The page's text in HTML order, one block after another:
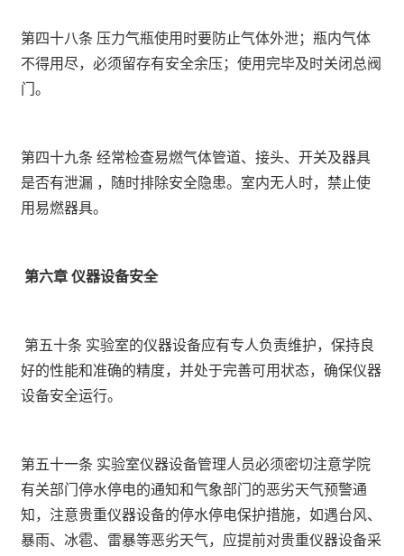
第四十八条 压力气瓶使用时要防止气体外泄；瓶内气体
不得用尽，必须留存有安全余压；使用完毕及时关闭总阀
门。
第四十九条 经常检查易燃气体管道、接头、开关及器具
是否有泄漏 ，随时排除安全隐患。室内无人时，禁止使
用易燃器具。
第六章 仪器设备安全
第五十条 实验室的仪器设备应有专人负责维护，保持良
好的性能和准确的精度，并处于完善可用状态，确保仪器
设备安全运行。
第五十一条 实验室仪器设备管理人员必须密切注意学院
有关部门停水停电的通知和气象部门的恶劣天气预警通
知，注意贵重仪器设备的停水停电保护措施，如遇台风、
暴雨、冰雹、雷暴等恶劣天气，应提前对贵重仪器设备采